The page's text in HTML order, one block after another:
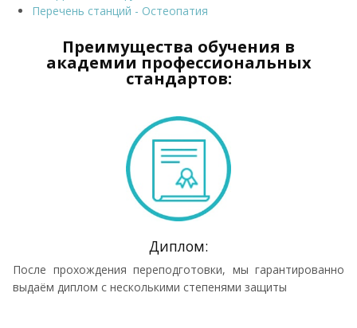
Перечень станций - Остеопатия
Преимущества обучения в
академии профессиональных
стандартов:
Диплом:
После прохождения переподготовки, мы гарантированно
выдаём диплом с несколькими степенями защиты